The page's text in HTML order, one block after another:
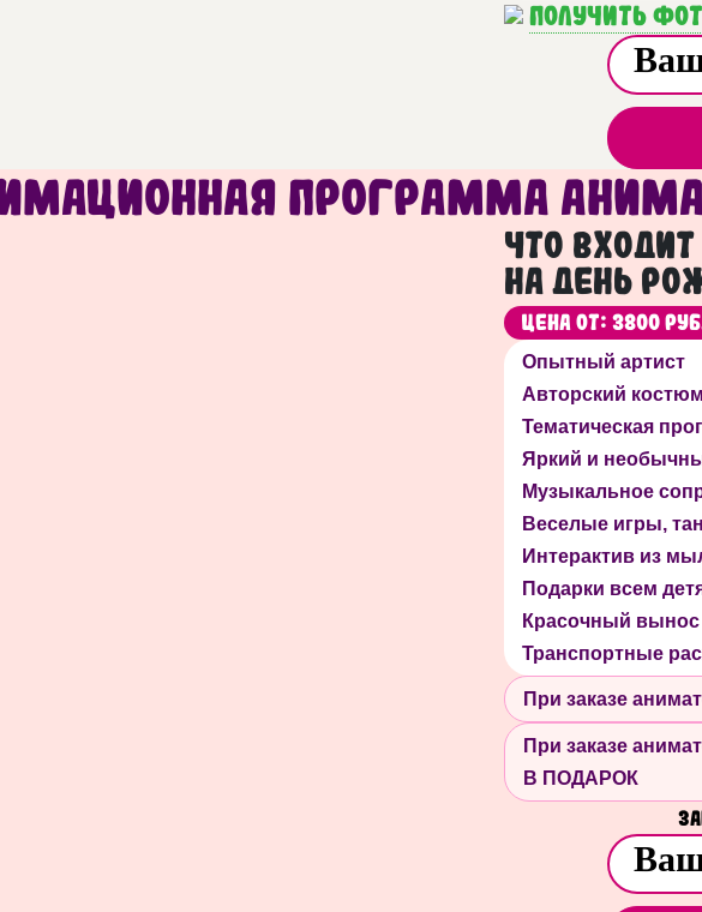
Получить
программа
Что
на День
Цена от: 3800
Опытный артист
Авторский
Тематическая
Яркий и
Музыкальное
Веселые игры,
Интерактив из
Подарки всем
Красочный вынос
Транспортные
При заказе
При заказе
В ПОДАРОК